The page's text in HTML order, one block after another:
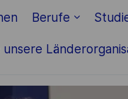
Berufe